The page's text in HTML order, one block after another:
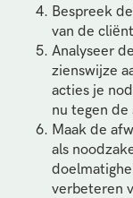
Bespreek
van de
Analyseer
zienswijze
acties je
nu tegen
Maak de
als
verbeteren